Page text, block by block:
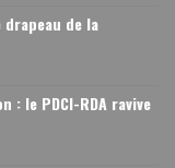
drapeau de la
: le PDCI-RDA ravive